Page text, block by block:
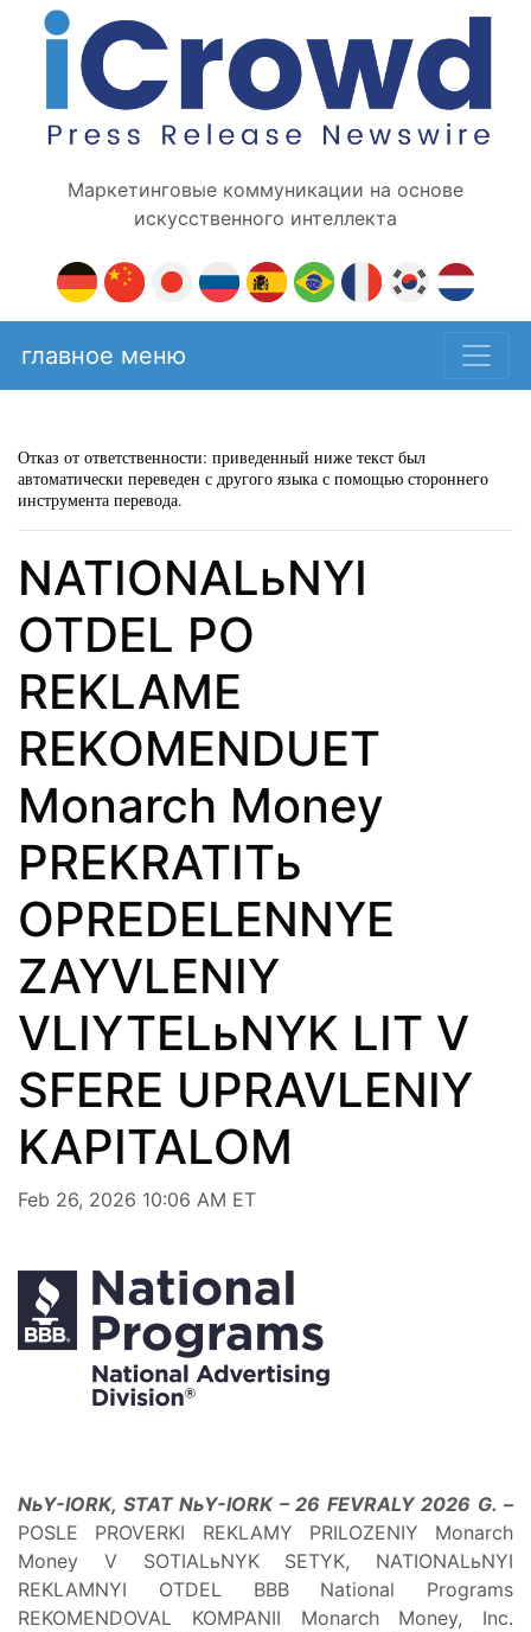
Маркетинговые коммуникации на основе
искусственного интеллекта
главное меню
Отказ от ответственности: приведенный ниже текст был
автоматически переведен с другого языка с помощью стороннего
инструмента перевода.
NATIONALьNYI
OTDEL PO
REKLAME
REKOMENDUET
Monarch Money
PREKRATITь
OPREDELENNYE
ZAYVLENIY
VLIYTELьNYK LIT V
SFERE UPRAVLENIY
KAPITALOM
Feb 26, 2026 10:06 AM ET
NьY-IORK, STAT NьY-IORK – 26 FEVRALY 2026 G. –
POSLE PROVERKI REKLAMY PRILOZENIY Monarch
Money V SOTIALьNYK SETYK, NATIONALьNYI
REKLAMNYI OTDEL BBB National Programs
REKOMENDOVAL KOMPANII Monarch Money, Inc.